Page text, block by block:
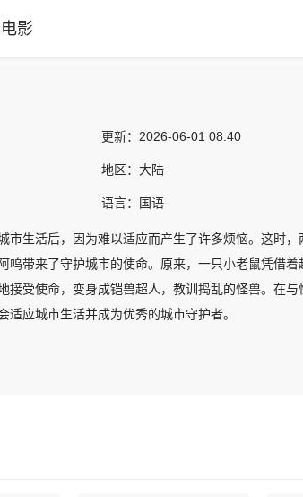
影
更新： 2026-06-01 08:40
地区： 大陆
语言： 国语
市生活后，因为难以适应而产生了许多烦恼。这时
呜带来了守护城市的使命。原来，一只小老鼠凭借
接受使命，变身成铠兽超人，教训捣乱的怪兽。在
应城市生活并成为优秀的城市守护者。